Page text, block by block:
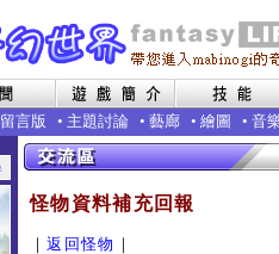
留言版 • 主題討論 • 藝廊 • 繪圖 • 音
怪物資料補充回報
｜返回怪物 ｜